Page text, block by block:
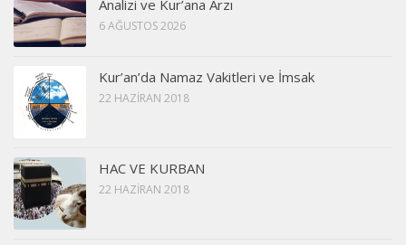
Analizi ve Kur’ana Arzı
6 AĞUSTOS 2026
Kur’an’da Namaz Vakitleri ve İmsak
22 HAZIRAN 2018
HAC VE KURBAN
22 HAZIRAN 2018